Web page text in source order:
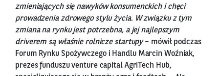
zmieniających się nawyków konsumenckich i chęci
prowadzenia zdrowego stylu życia. W związku z tym
zmiana na rynku jest potrzebna, a jej najlepszym
driverem są właśnie rolnicze startupy– mówił podczas
Forum Rynku Spożywczego i Handlu Marcin Woźniak,
prezes funduszu venture capital AgriTech Hub,